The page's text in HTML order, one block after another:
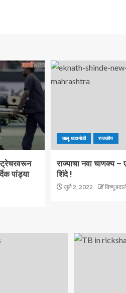
स्ट्रेचरवरून
पांड्या
चालू घडामोडी राजकीय
राज्याचा नवा चाणक्य
शिंदे !
जुलै 2, 2022 विष्णू